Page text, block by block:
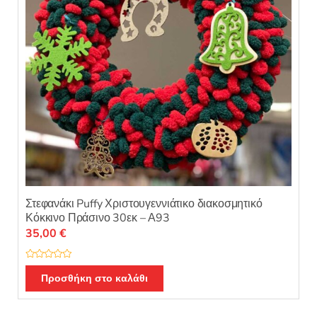
Στεφανάκι Puffy Χριστουγεννιάτικο διακοσμητικό
Κόκκινο Πράσινο 30εκ – Α93
Β
μ
ο
35,00 €
Προσθήκη στο καλάθι